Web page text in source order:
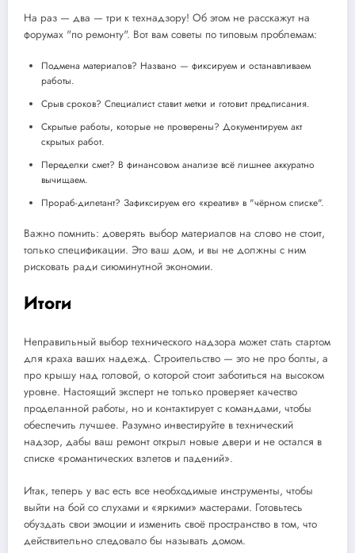
На раз — два — три к технадзору! Об этом не расскажут на
форумах "по ремонту". Вот вам советы по типовым проблемам:
Подмена материалов? Названо — фиксируем и останавливаем
работы.
Срыв сроков? Специалист ставит метки и готовит предписания.
Скрытые работы, которые не проверены? Документируем акт
скрытых работ.
Переделки смет? В финансовом анализе всё лишнее аккуратно
вычищаем.
Прораб-дилетант? Зафиксируем его «креатив» в "чёрном списке".
Важно помнить: доверять выбор материалов на слово не стоит,
только спецификации. Это ваш дом, и вы не должны с ним
рисковать ради сиюминутной экономии.
Итоги
Неправильный выбор технического надзора может стать стартом
для краха ваших надежд. Строительство — это не про болты, а
про крышу над головой, о которой стоит заботиться на высоком
уровне. Настоящий эксперт не только проверяет качество
проделанной работы, но и контактирует с командами, чтобы
обеспечить лучшее. Разумно инвестируйте в технический
надзор, дабы ваш ремонт открыл новые двери и не остался в
списке «романтических взлетов и падений».
Итак, теперь у вас есть все необходимые инструменты, чтобы
выйти на бой со слухами и «яркими» мастерами. Готовьтесь
обуздать свои эмоции и изменить своё пространство в том, что
действительно следовало бы называть домом.